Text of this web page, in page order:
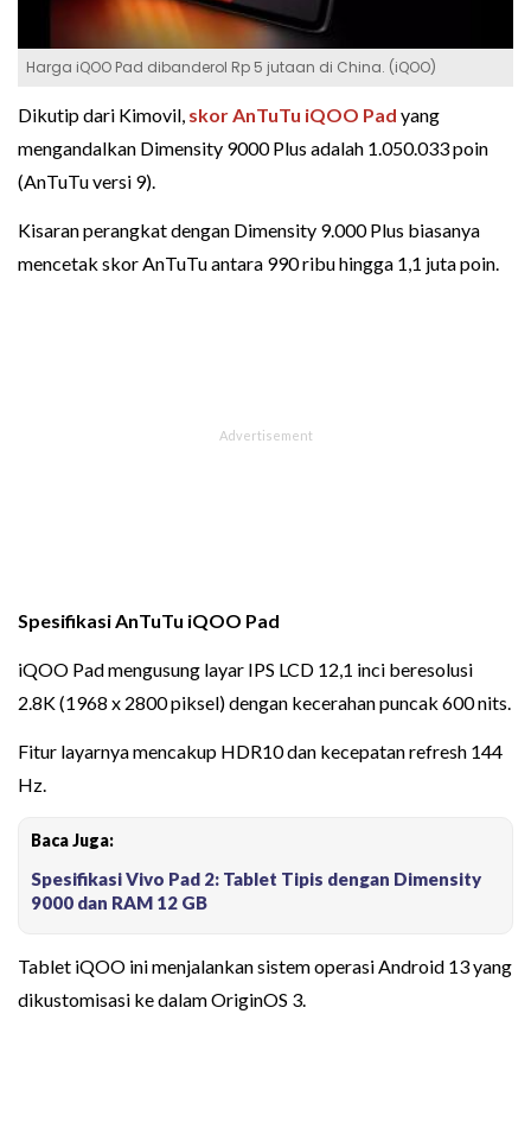
Harga iQOO Pad dibanderol Rp 5 jutaan di China. (iQOO)
Dikutip dari Kimovil, skor AnTuTu iQOO Pad yang
mengandalkan Dimensity 9000 Plus adalah 1.050.033 poin
(AnTuTu versi 9).
Kisaran perangkat dengan Dimensity 9.000 Plus biasanya
mencetak skor AnTuTu antara 990 ribu hingga 1,1 juta poin.
Spesifikasi AnTuTu iQOO Pad
iQOO Pad mengusung layar IPS LCD 12,1 inci beresolusi
2.8K (1968 x 2800 piksel) dengan kecerahan puncak 600 nits.
Fitur layarnya mencakup HDR10 dan kecepatan refresh 144
Hz.
Baca Juga:
Spesifikasi Vivo Pad 2: Tablet Tipis dengan Dimensity
9000 dan RAM 12 GB
Tablet iQOO ini menjalankan sistem operasi Android 13 yang
dikustomisasi ke dalam OriginOS 3.